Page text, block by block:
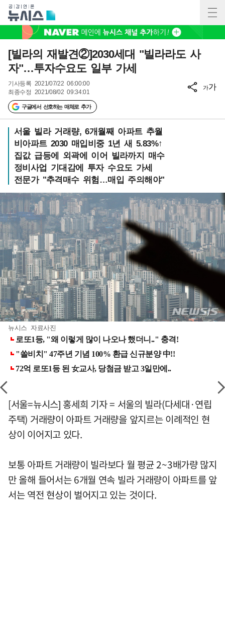
[빌라의 재발견②]2030세대 "빌라라도 사
자"…투자수요도 일부 가세
기사등록 2021/07/22 06:00:00
최종수정 2021/08/02 09:34:01
구글에서 선호하는 매체로 추가
가가
서울 빌라 거래량, 6개월째 아파트 추월
비아파트 2030 매입비중 1년 새 5.83%↑
집값 급등에 외곽에 이어 빌라까지 매수
정비사업 기대감에 투자 수요도 가세
전문가 "추격매수 위험…매입 주의해야"
뉴시스 자료사진
[서울=뉴시스] 홍세희 기자 = 서울의 빌라(다세대·연립
주택) 거래량이 아파트 거래량을 앞지르는 이례적인 현
상이 이어지고 있다.
보통 아파트 거래량이 빌라보다 월 평균 2~3배가량 많지
만 올해 들어서는 6개월 연속 빌라 거래량이 아파트를 앞
서는 역전 현상이 벌어지고 있는 것이다.